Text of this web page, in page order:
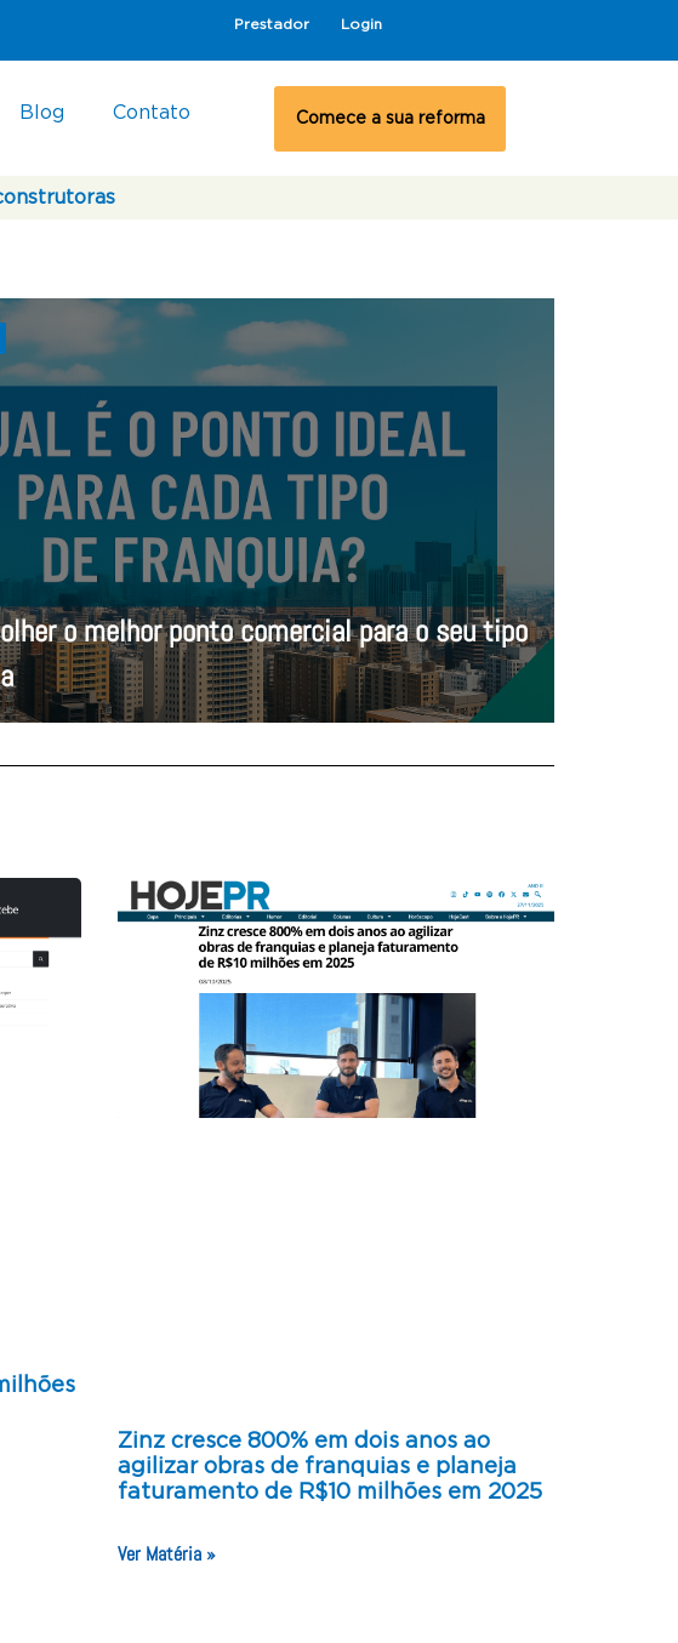
Prestador Login
Blog Contato Comece a sua reforma
o melhor ponto comercial para o seu tipo
Zinz cresce 800% em dois anos ao
agilizar obras de franquias e planeja
faturamento de R$10 milhões em 2025
Ver Matéria »